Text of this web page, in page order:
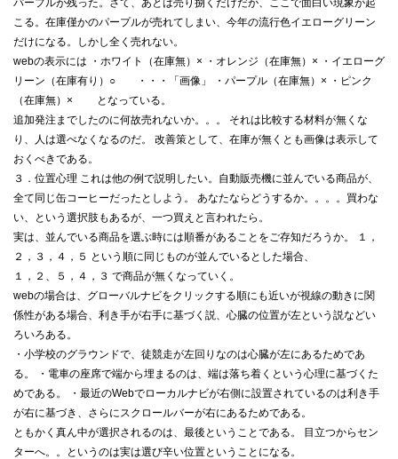
パープルが残った。さて、あとは売り捌くだけだが、ここで面白い現象が起
こる。在庫僅かのパープルが売れてしまい、今年の流行色イエローグリーン
だけになる。しかし全く売れない。
webの表示には ・ホワイト（在庫無）× ・オレンジ（在庫無）× ・イエローグ
リーン（在庫有り）○ ・・・「画像」 ・パープル（在庫無）× ・ピンク
（在庫無）× となっている。
追加発注までしたのに何故売れないか。。。 それは比較する材料が無くな
り、人は選べなくなるのだ。 改善策として、在庫が無くとも画像は表示して
おくべきである。
３．位置心理 これは他の例で説明したい。自動販売機に並んでいる商品が、
全て同じ缶コーヒーだったとしよう。 あなたならどうするか。。。。買わな
い、という選択肢もあるが、一つ買えと言われたら。
実は、並んでいる商品を選ぶ時には順番があることをご存知だろうか。 １，
２，３，４，５ という順に同じものが並んでいるとした場合、
１，２、５，４，３ で商品が無くなっていく。
webの場合は、グローバルナビをクリックする順にも近いが視線の動きに関
係性がある場合、利き手が右手に基づく説、心臓の位置が左という説などい
ろいろある。
・小学校のグラウンドで、徒競走が左回りなのは心臓が左にあるためであ
る。 ・電車の座席で端から埋まるのは、端は落ち着くという心理に基づくた
めである。 ・最近のWebでローカルナビが右側に設置されているのは利き手
が右に基づき、さらにスクロールバーが右にあるためである。
ともかく真ん中が選択されるのは、最後ということである。 目立つからセン
ターへ。。というのは実は選び辛い位置ということになる。